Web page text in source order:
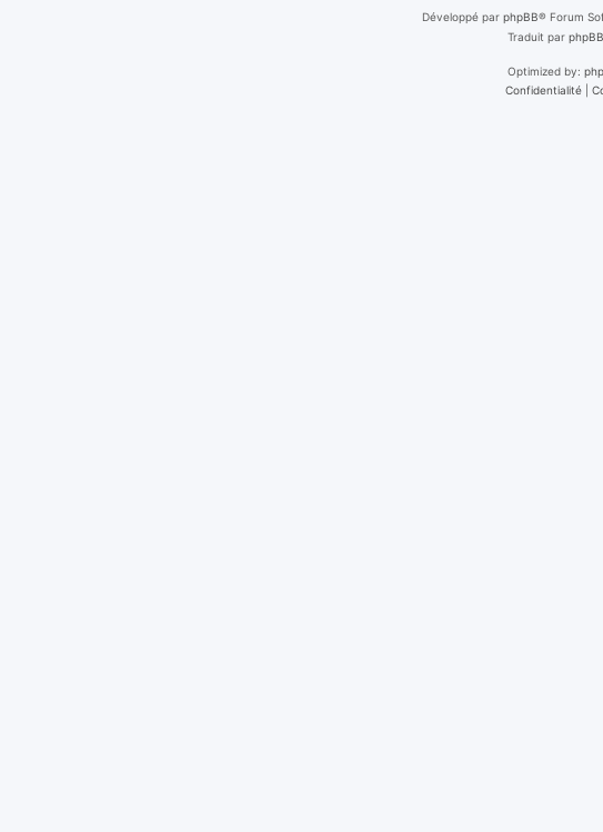
Développé par phpBB® Forum
Traduit par
Optimized by:
Confidentialité|